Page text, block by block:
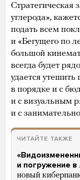
Стратегическая
углерода»,
подать всем
и «Бегущего по
большой
всегда будет
удается утешить
в порядке и с
и с визуальным
и с
ЧИТАЙТЕ ТАКЖЕ
и погружение в
новый